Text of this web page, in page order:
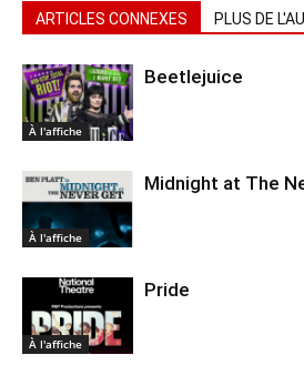
ARTICLES CONNEXES PLUS DE
À l'affiche
Beetlejuice
À l'affiche
Midnight at The
À l'affiche
Pride